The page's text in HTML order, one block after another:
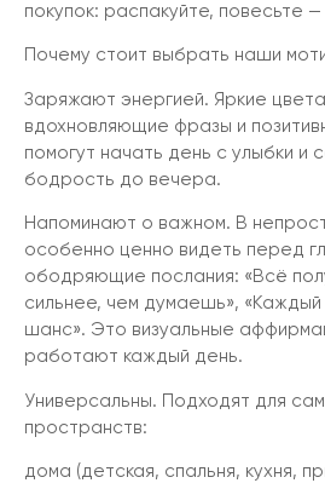
покупок: распакуйте, повесьте —
Почему стоит выбрать наши
Заряжают энергией. Яркие
вдохновляющие фразы и
помогут начать день с улыбки и
бодрость до вечера.
Напоминают о важном. В
особенно ценно видеть перед
ободряющие послания: «Всё
сильнее, чем думаешь»,
шанс». Это визуальные
работают каждый день.
Универсальны. Подходят для
пространств:
дома (детская, спальня, кухня,